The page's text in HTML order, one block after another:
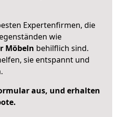
Expertenfirmen, die
wie
Möbeln behilflich sind.
sie entspannt und
aus, und erhalten